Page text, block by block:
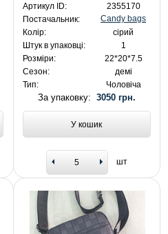
Артикул ID:
2355170
Постачальник:
Candy bags
Колір:
сірий
Штук в упаковці:
1
Розміри:
22*20*7.5
Сезон:
демі
Тип:
Чоловіча
За упаковку: 3050 грн.
У кошик
шт